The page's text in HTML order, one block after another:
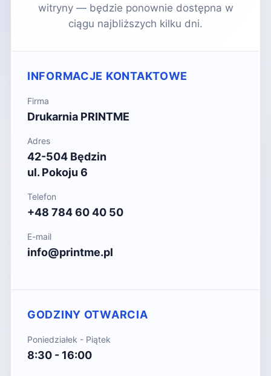
witryny — będzie ponownie dostępna w
ciągu najbliższych kilku dni.
INFORMACJE KONTAKTOWE
Firma
Drukarnia PRINTME
Adres
42-504 Będzin
ul. Pokoju 6
Telefon
+48 784 60 40 50
E-mail
info@printme.pl
GODZINY OTWARCIA
Poniedziałek - Piątek
8:30 - 16:00